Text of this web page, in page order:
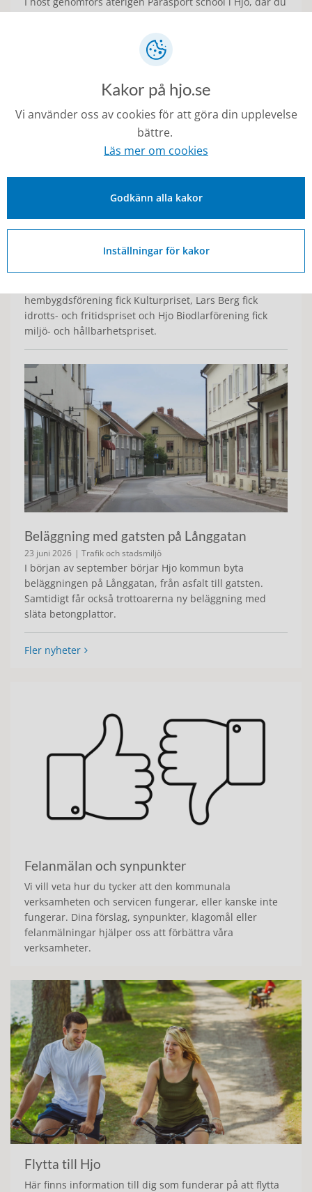
prova på olika idrotter. Den här gången blir det e-
cykling, boule och bowling!
Årets pristagare
25 juni 2026 | Kommun och politik
hembygdsförening fick Kulturpriset, Lars Berg fick
idrotts- och fritidspriset och Hjo Biodlarförening fick
miljö- och hållbarhetspriset.
Beläggning med gatsten på Långgatan
23 juni 2026 | Trafik och stadsmiljö
I början av september börjar Hjo kommun byta
beläggningen på Långgatan, från asfalt till gatsten.
Samtidigt får också trottoarerna ny beläggning med
släta betongplattor.
Fler nyheter
Felanmälan och synpunkter
Vi vill veta hur du tycker att den kommunala
verksamheten och servicen fungerar, eller kanske inte
fungerar. Dina förslag, synpunkter, klagomål eller
felanmälningar hjälper oss att förbättra våra
verksamheter.
Flytta till Hjo
Här finns information till dig som funderar på att flytta
Kakor på hjo.se
Vi använder oss av cookies för att göra din upplevelse
bättre.
Läs mer om cookies
Godkänn alla kakor
Inställningar för kakor